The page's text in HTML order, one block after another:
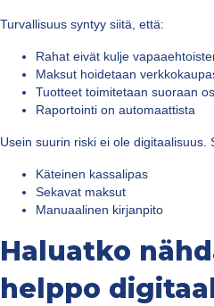
Turvallisuus syntyy siitä, että:
Rahat eivät kulje
Maksut hoidetaan
Tuotteet toimitetaan suoraan
Raportointi on automaattista
Usein suurin riski ei ole digitaalisuus.
Käteinen kassalipas
Sekavat maksut
Manuaalinen kirjanpito
Haluatko
helppo